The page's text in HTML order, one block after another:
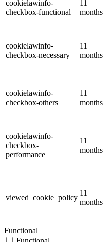
cookielawinfo-
checkbox-functional
11
months
cookielawinfo-
checkbox-necessary
11
months
cookielawinfo-
checkbox-others
11
months
cookielawinfo-
checkbox-
performance
11
months
viewed_cookie_policy
11
months
Functional